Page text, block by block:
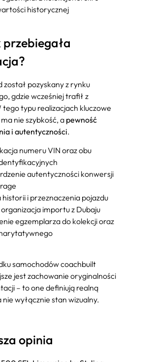
historycznej
przebiegała
został pozyskany z rynku
gdzie wcześniej trafił z
tego typu realizacjach kluczowe
nie szybkość, a pewność
i autentyczności.
numeru VIN oraz obu
autentyczności konwersji
historii i przeznaczenia pojazdu
organizacja importu z Dubaju
egzemplarza do kolekcji oraz
samochodów coachbuilt
jest zachowanie oryginalności
– to one definiują realną
wyłącznie stan wizualny.
opinia